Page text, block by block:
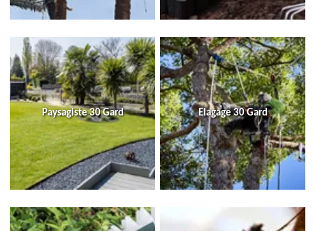
Paysagiste 30 Gard Elagage 30 Gard